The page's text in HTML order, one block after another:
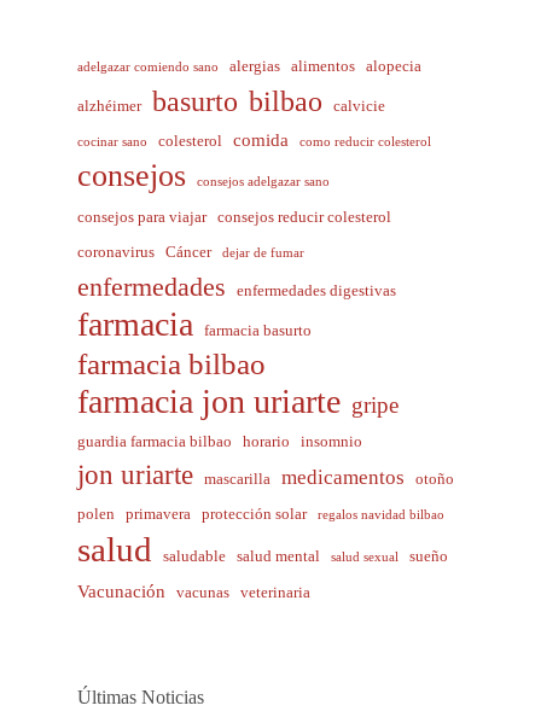
adelgazar comiendo sano alergias alimentos alopecia
alzhéimer basurto bilbao calvicie
cocinar sano colesterol comida como reducir colesterol
consejos consejos adelgazar sano
consejos para viajar consejos reducir colesterol
coronavirus Cáncer dejar de fumar
enfermedades enfermedades digestivas
farmacia farmacia basurto
farmacia bilbao
farmacia jon uriarte gripe
guardia farmacia bilbao horario insomnio
jon uriarte mascarilla medicamentos
otoño
polen
primavera protección solar regalos navidad bilbao
salud saludable salud mental salud sexual sueño
Vacunación vacunas veterinaria
Últimas Noticias